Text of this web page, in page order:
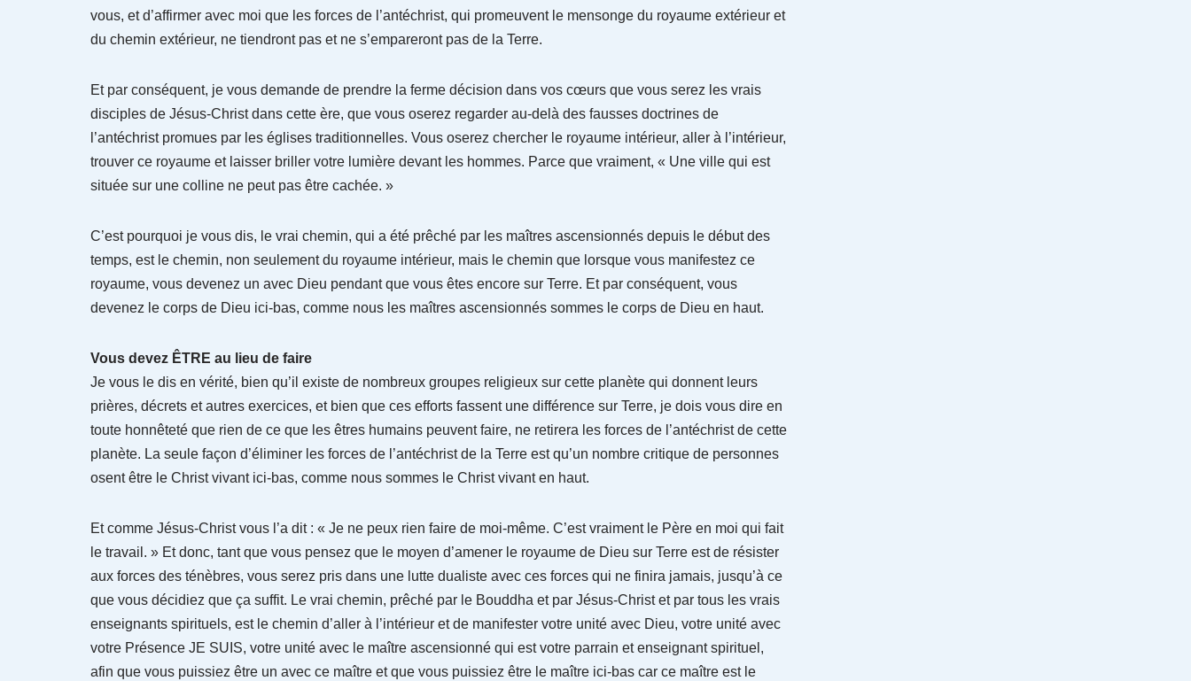
vous, et d’affirmer avec moi que les forces de l’antéchrist, qui promeuvent le mensonge du royaume extérieur et
du chemin extérieur, ne tiendront pas et ne s’empareront pas de la Terre.
Et par conséquent, je vous demande de prendre la ferme décision dans vos cœurs que vous serez les vrais
disciples de Jésus-Christ dans cette ère, que vous oserez regarder au-delà des fausses doctrines de
l’antéchrist promues par les églises traditionnelles. Vous oserez chercher le royaume intérieur, aller à l’intérieur,
trouver ce royaume et laisser briller votre lumière devant les hommes. Parce que vraiment, « Une ville qui est
située sur une colline ne peut pas être cachée. »
C’est pourquoi je vous dis, le vrai chemin, qui a été prêché par les maîtres ascensionnés depuis le début des
temps, est le chemin, non seulement du royaume intérieur, mais le chemin que lorsque vous manifestez ce
royaume, vous devenez un avec Dieu pendant que vous êtes encore sur Terre. Et par conséquent, vous
devenez le corps de Dieu ici-bas, comme nous les maîtres ascensionnés sommes le corps de Dieu en haut.
Vous devez ÊTRE au lieu de faire
Je vous le dis en vérité, bien qu’il existe de nombreux groupes religieux sur cette planète qui donnent leurs
prières, décrets et autres exercices, et bien que ces efforts fassent une différence sur Terre, je dois vous dire en
toute honnêteté que rien de ce que les êtres humains peuvent faire, ne retirera les forces de l’antéchrist de cette
planète. La seule façon d’éliminer les forces de l’antéchrist de la Terre est qu’un nombre critique de personnes
osent être le Christ vivant ici-bas, comme nous sommes le Christ vivant en haut.
Et comme Jésus-Christ vous l’a dit : « Je ne peux rien faire de moi-même. C’est vraiment le Père en moi qui fait
le travail. » Et donc, tant que vous pensez que le moyen d’amener le royaume de Dieu sur Terre est de résister
aux forces des ténèbres, vous serez pris dans une lutte dualiste avec ces forces qui ne finira jamais, jusqu’à ce
que vous décidiez que ça suffit. Le vrai chemin, prêché par le Bouddha et par Jésus-Christ et par tous les vrais
enseignants spirituels, est le chemin d’aller à l’intérieur et de manifester votre unité avec Dieu, votre unité avec
votre Présence JE SUIS, votre unité avec le maître ascensionné qui est votre parrain et enseignant spirituel,
afin que vous puissiez être un avec ce maître et que vous puissiez être le maître ici-bas car ce maître est le